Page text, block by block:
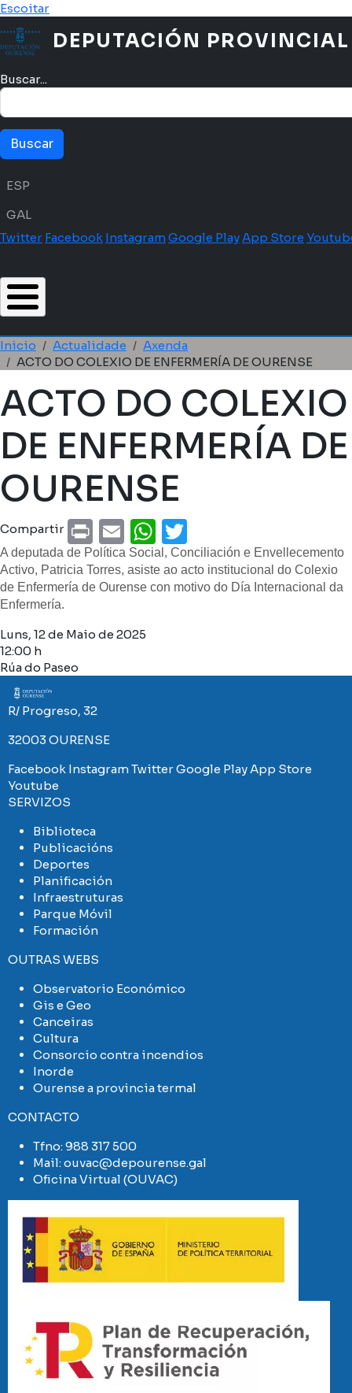
Ir o contido principal
Escoitar
DEPUTACIÓN PROVINCIAL
Buscar...
Menú idioma
ESP
GAL
Twitter Facebook InstagramGoogle PlayApp Store
Miga de pan
Inicio Actualidade
Axenda
ACTO DO COLEXIO DE ENFERMERÍA DE OURENSE
ACTO DO COLEXIO
DE ENFERMERÍA DE
OURENSE
Compartir PrintEmailWhatsApp
A deputada de Política Social, Conciliación e Envellecemento
Activo, Patricia Torres, asiste ao acto institucional do Colexio
de Enfermería de Ourense con motivo do Día Internacional da
Enfermería.
Luns, 12 de Maio de 2025
12:00 h
Rúa do Paseo
Imaxe
R/ Progreso, 32
32003 OURENSE
Facebook InstagramTwitterGoogle PlayApp Store
Youtube
SERVIZOS
Biblioteca
Publicacións
Deportes
Planificación
Infraestruturas
Parque Móvil
Formación
OUTRAS WEBS
Observatorio Económico
Gis e Geo
Canceiras
Cultura
Consorcio contra incendios
Inorde
Ourense a provincia termal
CONTACTO
Tfno:988 317 500
Mail:ouvac@depourense.gal
Oficina Virtual (OUVAC)